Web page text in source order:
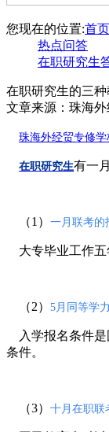
您现在的位置:首页
热点问答
在职研究生
在职研究生的三
文章来源：珠海
珠海外经贸专修学
在职研究生有一
（1） 一月联考的
大专毕业工作五
（2） 5月同等学
入学报名条件是
条件。
（3） 十月在职联